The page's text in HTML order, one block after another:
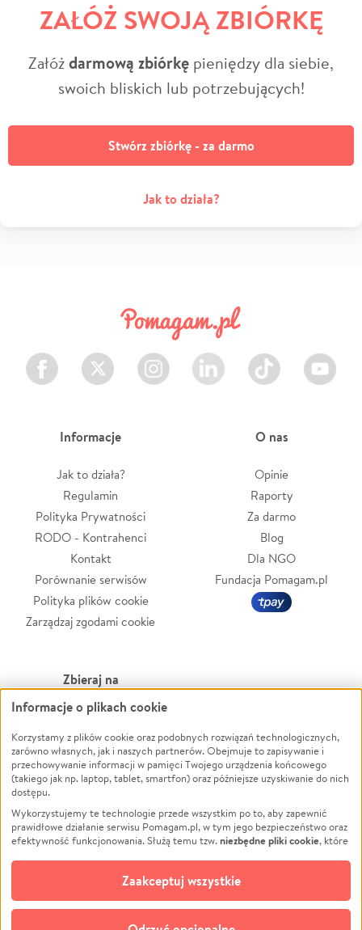
ZAŁÓŻ SWOJĄ ZBIÓRKĘ
Załóżdarmową zbiórkę pieniędzy dla siebie,
swoich bliskich lub potrzebujących!
Stwórz zbiórkę - za darmo
Jak to działa?
Facebook Twitter Instagram LinkedIn TikTok Youtube
Informacje
Jak to działa?
Regulamin
Polityka Prywatności
RODO - Kontrahenci
Kontakt
Porównanie serwisów
Polityka plików cookie
Zarządzaj zgodami cookie
O nas
Opinie
Raporty
Za darmo
Blog
Dla NGO
Fundacja Pomagam.pl
Zbieraj na
Leczenie
Zwierzęta
Pożar
Ukraina
Pomoc Finansowa
Projekty
Pogrzeb
Społeczność lokalna
Kultura
Powódź
Wichura
NGO
Edukacja
Podróż
Impreza
Ochrona środowiska
Biznes
Informacje o plikach cookie
Korzystamy z plików cookie oraz podobnych rozwiązań technologicznych,
zarówno własnych, jak i naszych partnerów. Obejmuje to zapisywanie i
przechowywanie informacji w pamięci Twojego urządzenia końcowego
(takiego jak np. laptop, tablet, smartfon) oraz późniejsze uzyskiwanie do nich
dostępu.
Wykorzystujemy te technologie przede wszystkim po to, aby zapewnić
prawidłowe działanie serwisu Pomagam.pl, w tym jego bezpieczeństwo oraz
efektywność funkcjonowania. Służą temu tzw.niezbędne pliki cookie, które
opcjonalnych plików cookie
technologii do celów analitycznych i retargetingowych. Możesz wyrazić
zgodę na ich stosowanie lub jej odmówić. W dowolnym momencie masz
możliwość zmiany swoich preferencji na stronie „Zarządzaj zgodami cookie”,
Zaakceptuj wszystkie